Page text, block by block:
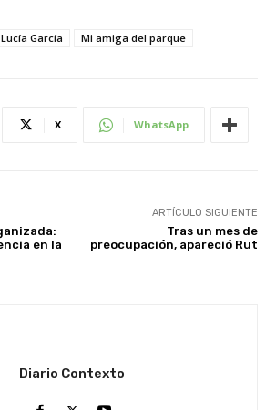
Lucía García Mi amiga del parque
X WhatsApp
en la
ARTÍCULO SIGUIENTE
Tras un mes de
preocupación, apareció Rut
Diario Contexto